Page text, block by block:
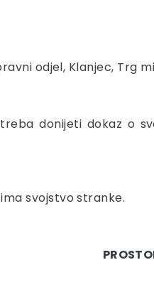
odjel, Klanjec, Trg
donijeti dokaz o
svojstvo stranke.